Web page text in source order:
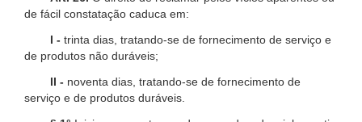
de fácil constatação caduca em:
I - trinta dias, tratando-se de fornecimento de serviço e
de produtos não duráveis;
II - noventa dias, tratando-se de fornecimento de
serviço e de produtos duráveis.